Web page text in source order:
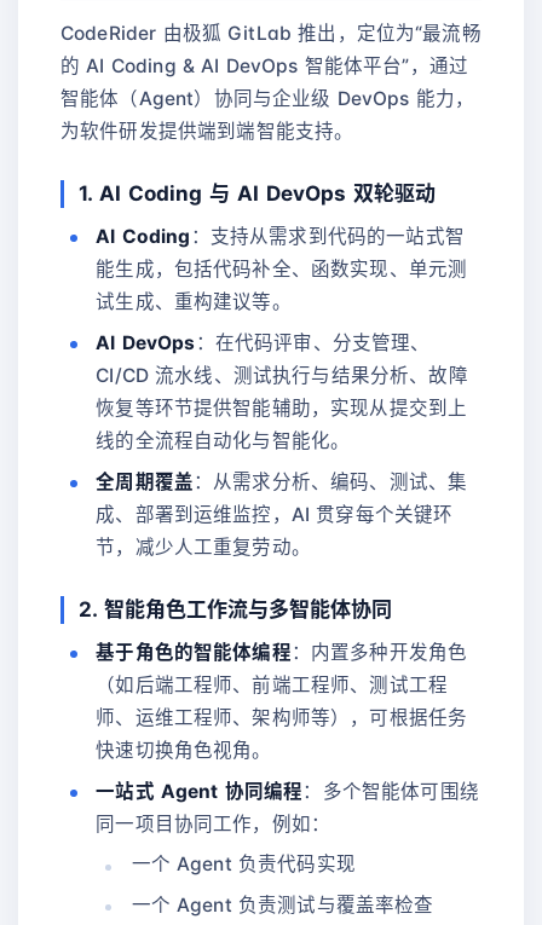
CodeRider 由极狐 GitLab 推出，定位为“最流畅
的 AI Coding & AI DevOps 智能体平台”，通过
智能体（Agent）协同与企业级 DevOps 能力，
为软件研发提供端到端智能支持。
1. AI Coding 与 AI DevOps 双轮驱动
AI Coding ：支持从需求到代码的一站式智
能生成，包括代码补全、函数实现、单元测
试生成、重构建议等。
AI DevOps ：在代码评审、分支管理、
CI/CD 流水线、测试执行与结果分析、故障
恢复等环节提供智能辅助，实现从提交到上
线的全流程自动化与智能化。
全周期覆盖：从需求分析、编码、测试、集
成、部署到运维监控，AI 贯穿每个关键环
节，减少人工重复劳动。
2. 智能角色工作流与多智能体协同
基于角色的智能体编程：内置多种开发角色
（如后端工程师、前端工程师、测试工程
师、运维工程师、架构师等），可根据任务
快速切换角色视角。
一站式 Agent 协同编程：多个智能体可围绕
同一项目协同工作，例如：
一个 Agent 负责代码实现
一个 Agent 负责测试与覆盖率检查